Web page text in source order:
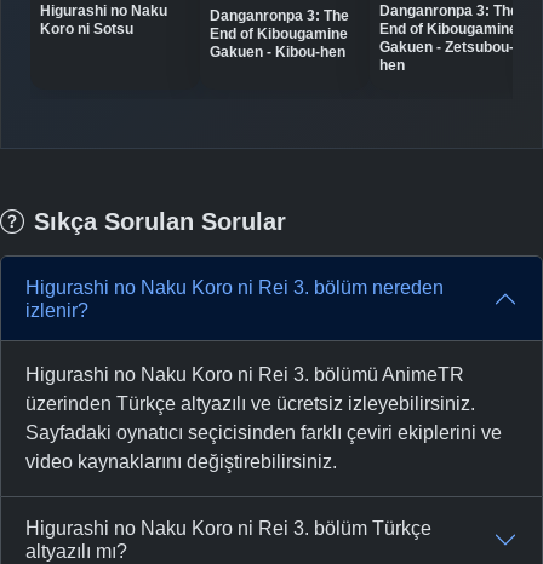
Higurashi no Naku
Koro ni Sotsu
Danganronpa 3: The
End of Kibougamine
Gakuen - Kibou-hen
Danganronpa 3: The
End of Kibougamine
Gakuen - Zetsubou-
hen
Sıkça Sorulan Sorular
Higurashi no Naku Koro ni Rei 3. bölüm nereden
izlenir?
Higurashi no Naku Koro ni Rei 3. bölümü AnimeTR
üzerinden Türkçe altyazılı ve ücretsiz izleyebilirsiniz.
Sayfadaki oynatıcı seçicisinden farklı çeviri ekiplerini ve
video kaynaklarını değiştirebilirsiniz.
Higurashi no Naku Koro ni Rei 3. bölüm Türkçe
altyazılı mı?